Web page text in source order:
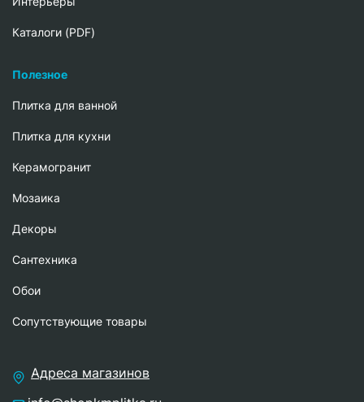
Каталоги (PDF)
Полезное
Плитка для ванной
Плитка для кухни
Керамогранит
Мозаика
Декоры
Сантехника
Обои
Сопутствующие товары
Адреса магазинов